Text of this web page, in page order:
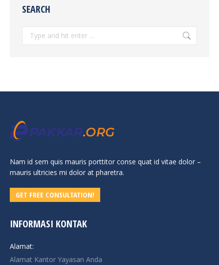
SEARCH
Search:
Nam id sem quis mauris porttitor conse quat id vitae dolor –
mauris ultricies mi dolor at pharetra.
GET FREE CONSULTATION!
INFORMASI KONTAK
Alamat:
Alamat Kantor Yayasan Anda